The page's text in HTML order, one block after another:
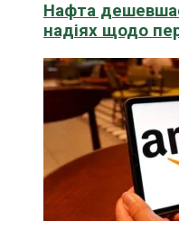
Нафта
надіях щодо